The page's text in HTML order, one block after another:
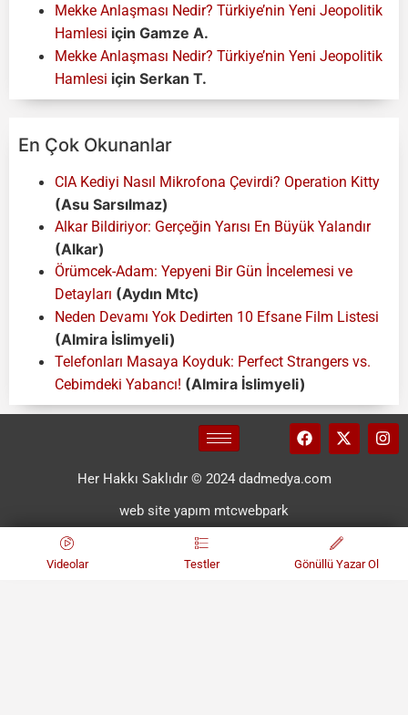
Mekke Anlaşması Nedir? Türkiye’nin Yeni Jeopolitik
Hamlesi için Gamze A.
Mekke Anlaşması Nedir? Türkiye’nin Yeni Jeopolitik
Hamlesi için Serkan T.
En Çok Okunanlar
CIA Kediyi Nasıl Mikrofona Çevirdi? Operation Kitty
(Asu Sarsılmaz)
Alkar Bildiriyor: Gerçeğin Yarısı En Büyük Yalandır
(Alkar)
Örümcek-Adam: Yepyeni Bir Gün İncelemesi ve
Detayları (Aydın Mtc)
Neden Devamı Yok Dedirten 10 Efsane Film Listesi
(Almira İslimyeli)
Telefonları Masaya Koyduk: Perfect Strangers vs.
Cebimdeki Yabancı! (Almira İslimyeli)
Her Hakkı Saklıdır © 2024 dadmedya.com
web site yapım mtcwebpark
Videolar Testler Gönüllü Yazar Ol